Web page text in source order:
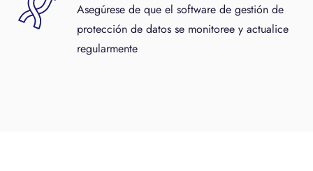
Asegúrese de que el software de gestión de
protección de datos se monitoree y actualice
regularmente